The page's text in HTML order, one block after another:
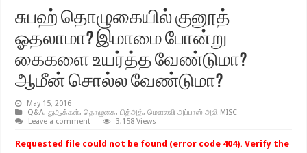
சுபஹ் தொழுகையில் குனூத்
ஓதலாமா? இமாமை போன்று
கைகளை உயர்த்த வேண்டுமா?
ஆமீன் சொல்ல வேண்டுமா?
May 15, 2016
Q&A,துஆக்கள்,தொழுகை,பித்அத்,மௌலவி அப்பாஸ் அலி MISC
Leave a comment
3,158 Views
Requested file could not be found (error code 404). Verify the